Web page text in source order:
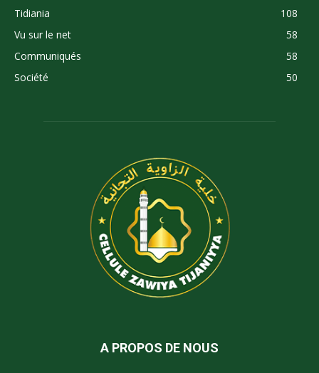
Tidiania
108
Vu sur le net
58
Communiqués
58
Société
50
A PROPOS DE NOUS